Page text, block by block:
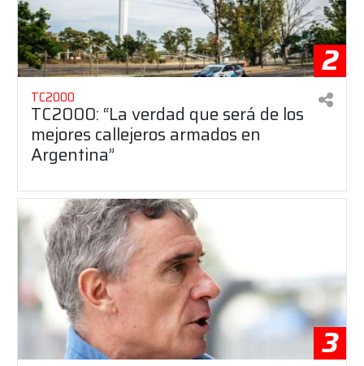
2
TC2000
TC2000: “La verdad que será de los
mejores callejeros armados en
Argentina”
3